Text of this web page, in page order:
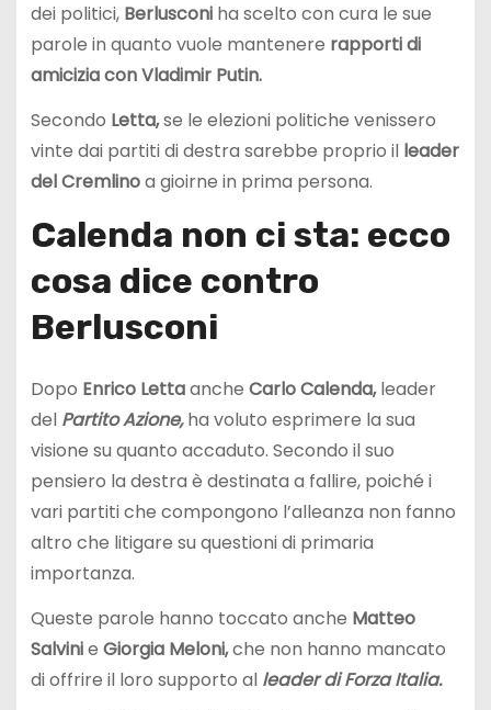
dei politici, Berlusconiha scelto con cura le sue
parole in quanto vuole mantenere rapporti di
amicizia con Vladimir Putin.
Secondo Letta,se le elezioni politiche venissero
vinte dai partiti di destra sarebbe proprio il leader
delCremlinoa gioirne in prima persona.
Calenda non ci sta: ecco
cosa dice contro
Berlusconi
Dopo Enrico Lettaanche Carlo Calenda,leader
del Partito Azione,ha voluto esprimere la sua
visione su quanto accaduto. Secondo il suo
pensiero la destra è destinata a fallire, poiché i
vari partiti che compongono l’alleanza non fanno
altro che litigare su questioni di primaria
importanza.
Queste parole hanno toccato anche Matteo
Salvinie Giorgia Meloni,che non hanno mancato
di offrire il loro supporto al leader di Forza Italia.